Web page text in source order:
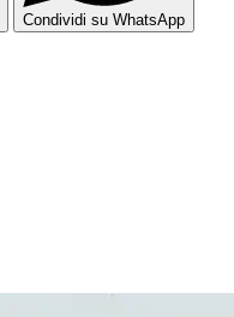
Condividi su WhatsApp